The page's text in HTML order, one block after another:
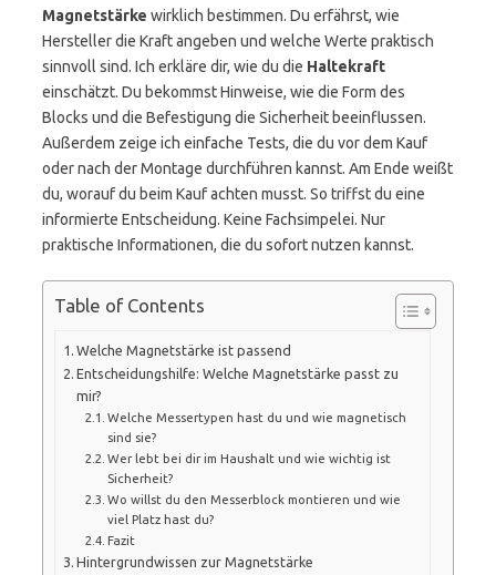
Magnetstärke wirklich bestimmen. Du erfährst, wie
Hersteller die Kraft angeben und welche Werte praktisch
sinnvoll sind. Ich erkläre dir, wie du die Haltekraft
einschätzt. Du bekommst Hinweise, wie die Form des
Blocks und die Befestigung die Sicherheit beeinflussen.
Außerdem zeige ich einfache Tests, die du vor dem Kauf
oder nach der Montage durchführen kannst. Am Ende weißt
du, worauf du beim Kauf achten musst. So triffst du eine
informierte Entscheidung. Keine Fachsimpelei. Nur
praktische Informationen, die du sofort nutzen kannst.
Table of Contents
Welche Magnetstärke ist passend
Entscheidungshilfe: Welche Magnetstärke passt zu
mir?
Welche Messertypen hast du und wie magnetisch
sind sie?
Wer lebt bei dir im Haushalt und wie wichtig ist
Sicherheit?
Wo willst du den Messerblock montieren und wie
viel Platz hast du?
Fazit
Hintergrundwissen zur Magnetstärke